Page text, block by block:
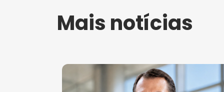
Mais notícias